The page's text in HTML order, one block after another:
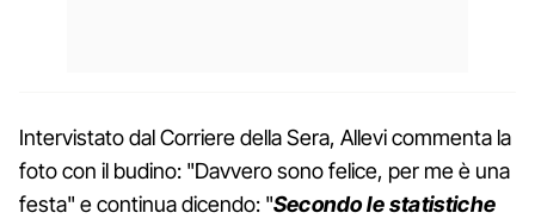
Intervistato dal Corriere della Sera, Allevi commenta la
foto con il budino: "Davvero sono felice, per me è una
festa" e continua dicendo: "Secondo le statistiche